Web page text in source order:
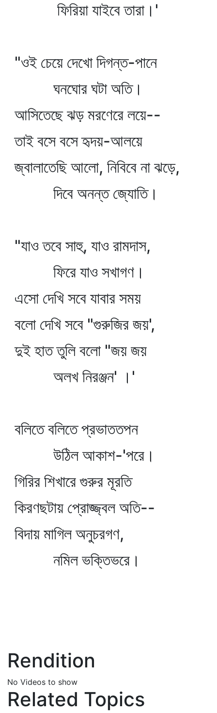
ফিরিয়া যাইবে তারা।'
"ওই চেয়ে দেখো দিগন্ত-পানে
ঘনঘোর ঘটা অতি।
আসিতেছে ঝড় মরণেরে লয়ে--
তাই বসে বসে হৃদয়-আলয়ে
জ্বালাতেছি আলো, নিবিবে না ঝড়ে,
দিবে অনন্ত জ্যোতি।
"যাও তবে সাহু, যাও রামদাস,
ফিরে যাও সখাগণ।
এসো দেখি সবে যাবার সময়
বলো দেখি সবে "গুরুজির জয়',
দুই হাত তুলি বলো "জয় জয়
অলখ নিরঞ্জন' ।'
বলিতে বলিতে প্রভাততপন
উঠিল আকাশ-'পরে।
গিরির শিখারে গুরুর মূরতি
কিরণছটায় প্রোজ্জ্বল অতি--
বিদায় মাগিল অনুচরগণ,
নমিল ভক্তিভরে।
Rendition
No Videos to show
Related Topics